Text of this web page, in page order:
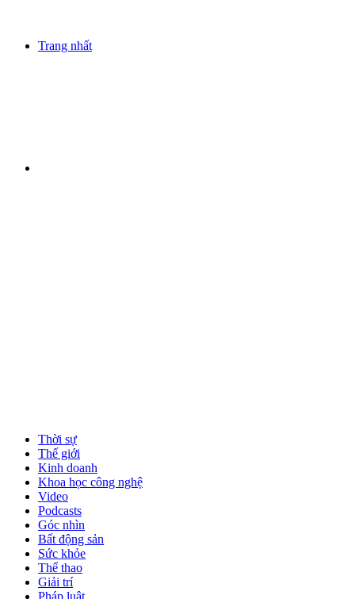
Trang nhất
Thời sự
Thế giới
Kinh doanh
Khoa học công nghệ
Video
Podcasts
Góc nhìn
Bất động sản
Sức khỏe
Thể thao
Giải trí
Pháp luật